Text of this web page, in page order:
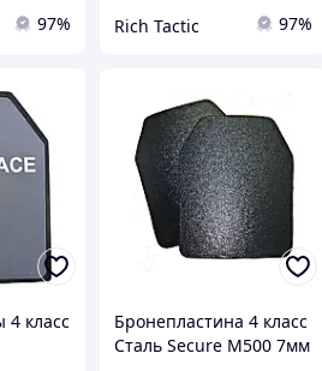
97% Rich Tactic 97%
4 класс
Бронепластина 4 класс
Сталь Secure М500 7мм